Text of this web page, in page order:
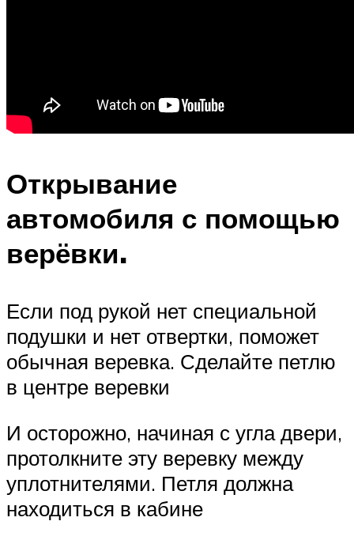
Открывание
автомобиля с помощью
верёвки.
Если под рукой нет специальной
подушки и нет отвертки, поможет
обычная веревка. Сделайте петлю
в центре веревки
И осторожно, начиная с угла двери,
протолкните эту веревку между
уплотнителями. Петля должна
находиться в кабине